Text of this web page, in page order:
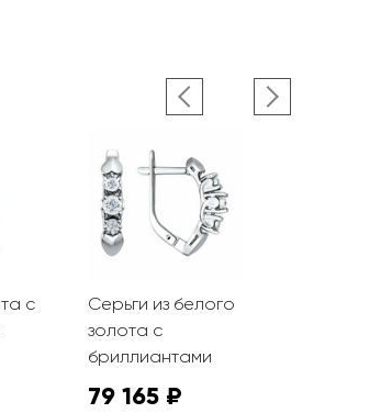
с
Серьги из белого
золота с
бриллиантами
79 165 ₽